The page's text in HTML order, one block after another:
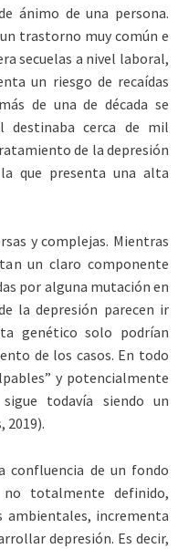
ánimo de una persona.
trastorno muy común e
secuelas a nivel laboral,
un riesgo de recaídas
de una de década se
destinaba cerca de mil
de la depresión
que presenta una alta
y complejas. Mientras
un claro componente
por alguna mutación en
la depresión parecen ir
genético solo podrían
de los casos. En todo
y potencialmente
todavía siendo un
2019).
confluencia de un fondo
no totalmente definido,
ambientales, incrementa
depresión. Es decir,